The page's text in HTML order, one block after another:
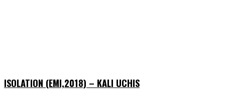
ISOLATION (EMI,2018) – KALI UCHIS